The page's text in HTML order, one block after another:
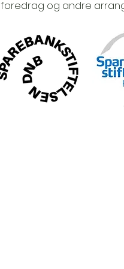
foredrag og andre